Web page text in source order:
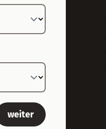
weiter